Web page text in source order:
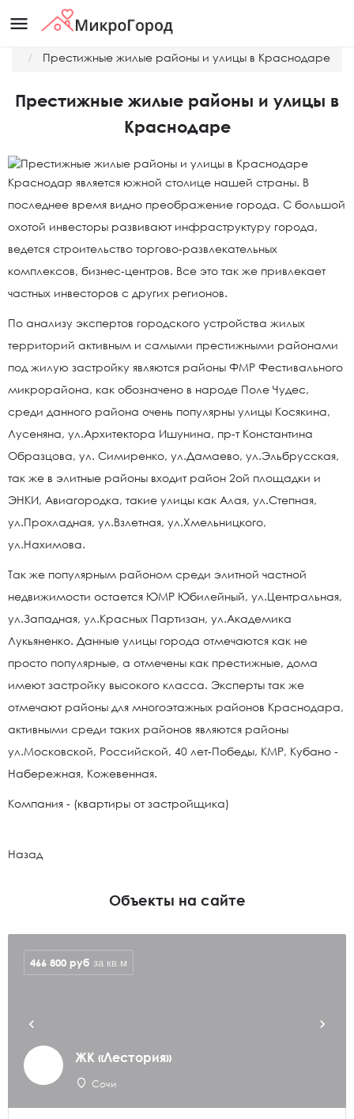
menu
Престижные жилые районы и улицы в Краснодаре
Престижные жилые районы и улицы в
Краснодаре
Краснодар является южной столице нашей страны. В
последнее время видно преображение города. С большой
охотой инвесторы развивают инфраструктуру города,
ведется строительство торгово-развлекательных
комплексов, бизнес-центров. Все это так же привлекает
частных инвесторов с других регионов.
По анализу экспертов городского устройства жилых
территорий активным и самыми престижными районами
под жилую застройку являются районы ФМР Фестивального
микрорайона, как обозначено в народе Поле Чудес,
среди данного района очень популярны улицы Косякина,
Лусеняна, ул.Архитектора Ишунина, пр-т Константина
Образцова, ул. Симиренко, ул.Дамаево, ул.Эльбрусская,
так же в элитные районы входит район 2ой площадки и
ЭНКИ, Авиагородка, такие улицы как Алая, ул.Степная,
ул.Прохладная, ул.Взлетная, ул.Хмельницкого,
ул.Нахимова.
Так же популярным районом среди элитной частной
недвижимости остается ЮМР Юбилейный, ул.Центральная,
ул.Западная, ул.Красных Партизан, ул.Академика
Лукьяненко. Данные улицы города отмечаются как не
просто популярные, а отмечены как престижные, дома
имеют застройку высокого класса. Эксперты так же
отмечают районы для многоэтажных районов Краснодара,
активными среди таких районов являются районы
ул.Московской, Российской, 40 лет-Победы, КМР, Кубано -
Набережная, Кожевенная.
Компания - (квартиры от застройщика)
Назад
Объекты на сайте
ЖК «Лестория»
Сочи
466 800 руб за кв.м